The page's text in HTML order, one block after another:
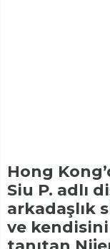
Hong
Siu P. adlı
arkadaşlık
ve